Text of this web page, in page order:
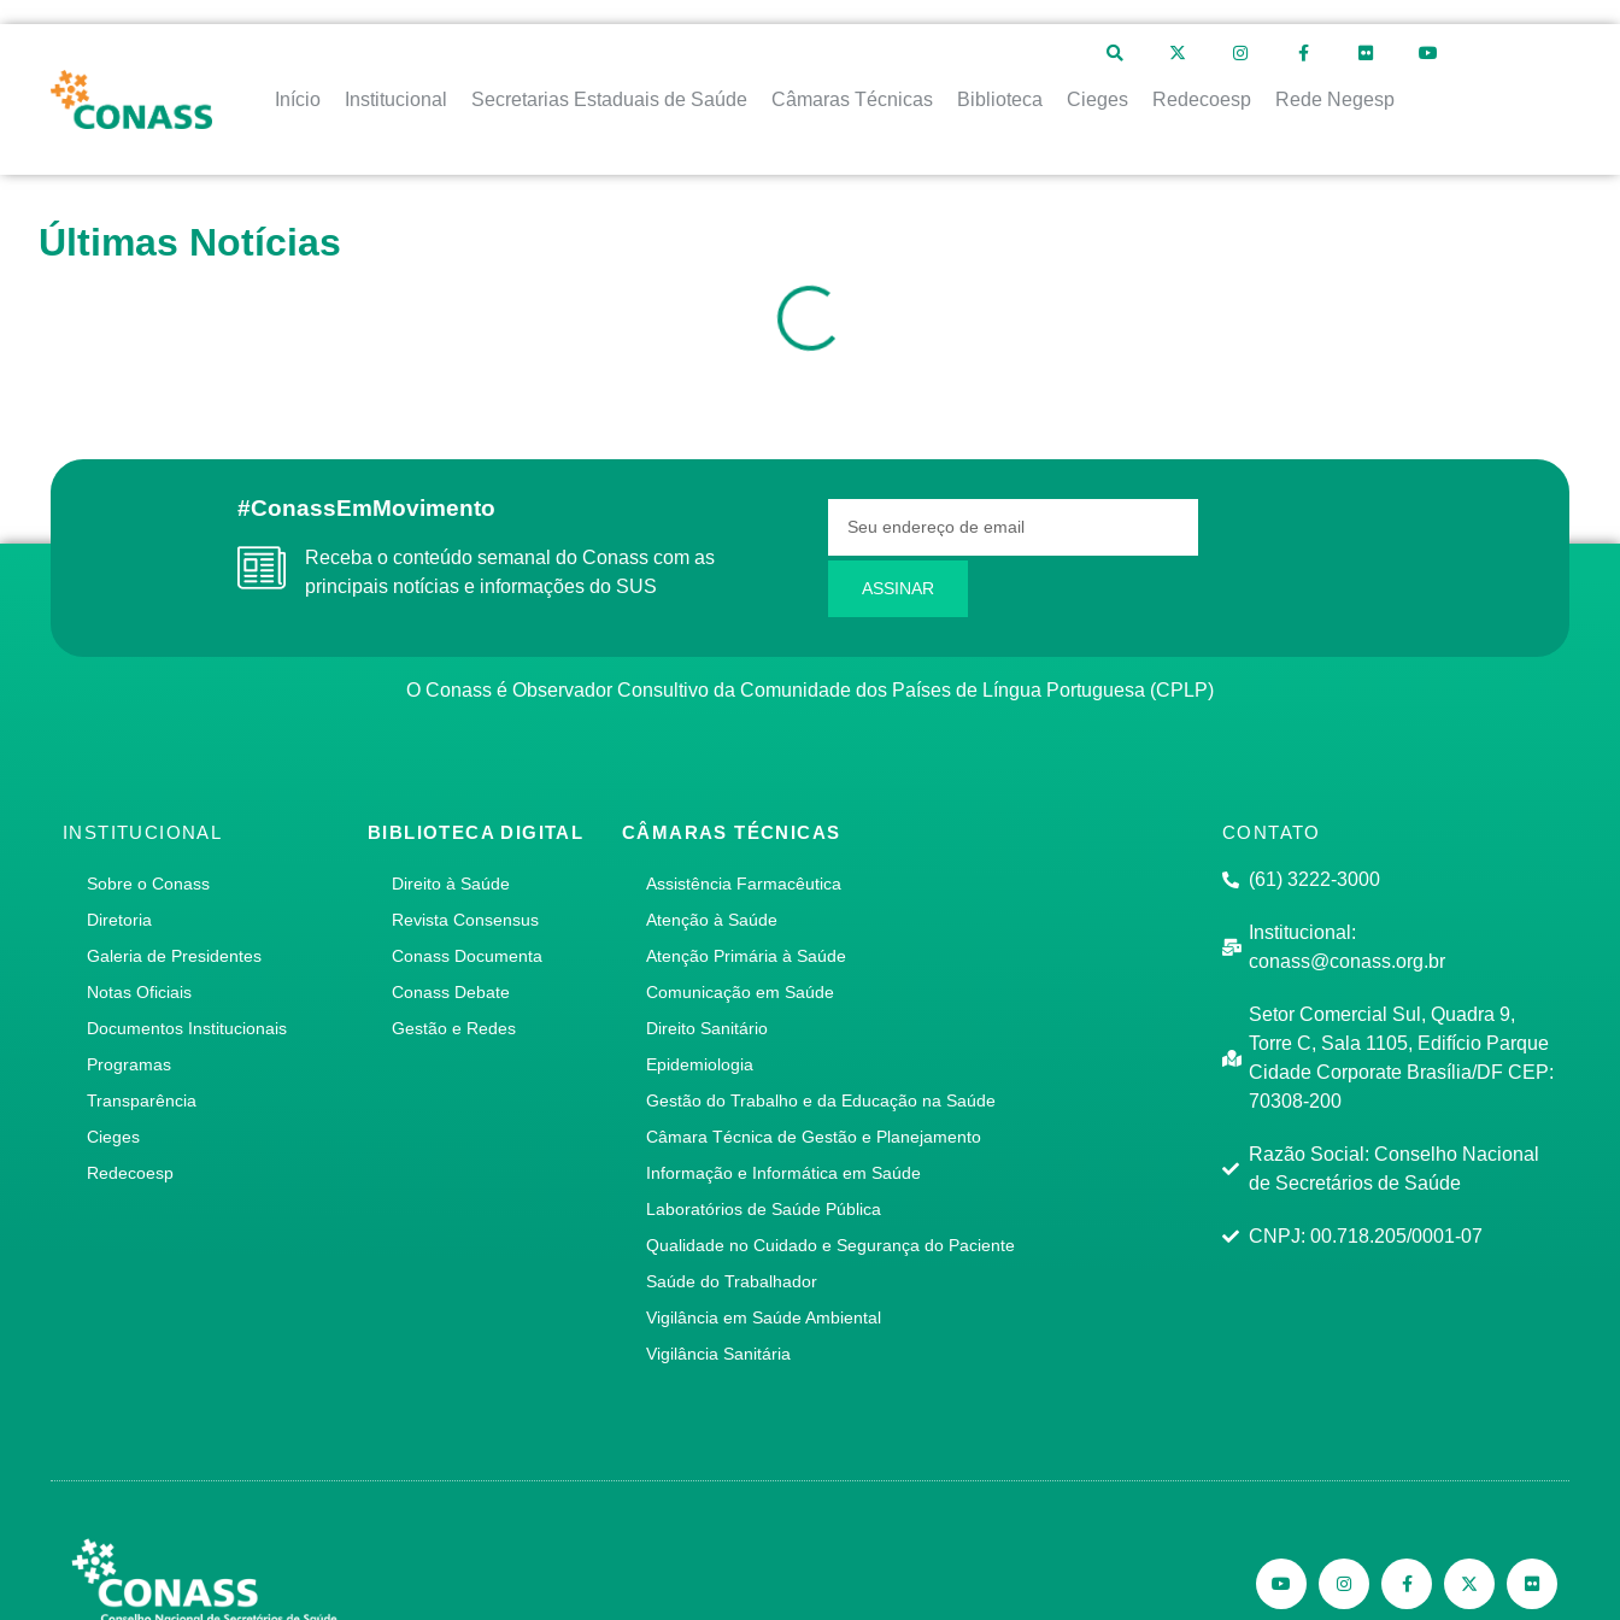
Início Institucional Secretarias Estaduais de Saúde Câmaras Técnicas Biblioteca Cieges Redecoesp Rede Negesp
Últimas Notícias
#ConassEmMovimento
Receba o conteúdo semanal do Conass com as
principais notícias e informações do SUS
ASSINAR
O Conass é Observador Consultivo da Comunidade dos Países de Língua Portuguesa (CPLP)
INSTITUCIONAL
Sobre o Conass
Diretoria
Galeria de Presidentes
Notas Oficiais
Documentos Institucionais
Programas
Transparência
Cieges
Redecoesp
BIBLIOTECA DIGITAL
Direito à Saúde
Revista Consensus
Conass Documenta
Conass Debate
Gestão e Redes
CÂMARAS TÉCNICAS
Assistência Farmacêutica
Atenção à Saúde
Atenção Primária à Saúde
Comunicação em Saúde
Direito Sanitário
Epidemiologia
Gestão do Trabalho e da Educação na Saúde
Câmara Técnica de Gestão e Planejamento
Informação e Informática em Saúde
Laboratórios de Saúde Pública
Qualidade no Cuidado e Segurança do Paciente
Saúde do Trabalhador
Vigilância em Saúde Ambiental
Vigilância Sanitária
CONTATO
(61) 3222-3000
Institucional:
conass@conass.org.br
Setor Comercial Sul, Quadra 9,
Torre C, Sala 1105, Edifício Parque
Cidade Corporate Brasília/DF CEP:
70308-200
Razão Social: Conselho Nacional
de Secretários de Saúde
CNPJ: 00.718.205/0001-07